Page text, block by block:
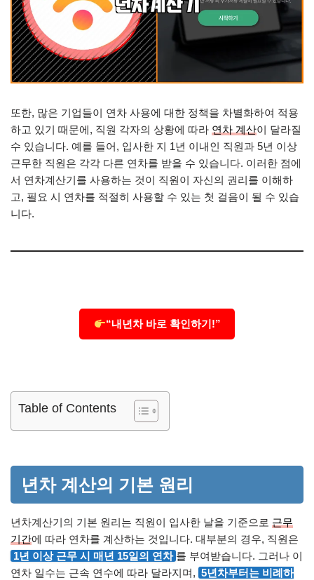
또한, 많은 기업들이 연차 사용에 대한 정책을 차별화하여 적용
하고 있기 때문에, 직원 각자의 상황에 따라 연차 계산이 달라질
수 있습니다. 예를 들어, 입사한 지 1년 이내인 직원과 5년 이상
근무한 직원은 각각 다른 연차를 받을 수 있습니다. 이러한 점에
서 연차계산기를 사용하는 것이 직원이 자신의 권리를 이해하
고, 필요 시 연차를 적절히 사용할 수 있는 첫 걸음이 될 수 있습
니다.
“내년차 바로 확인하기!”
Table of Contents
년차 계산의 기본 원리
년차계산기의 기본 원리는 직원이 입사한 날을 기준으로 근무
기간에 따라 연차를 계산하는 것입니다. 대부분의 경우, 직원은
1년 이상 근무 시 매년 15일의 연차 를 부여받습니다. 그러나 이
연차 일수는 근속 연수에 따라 달라지며, 5년차부터는 비례하